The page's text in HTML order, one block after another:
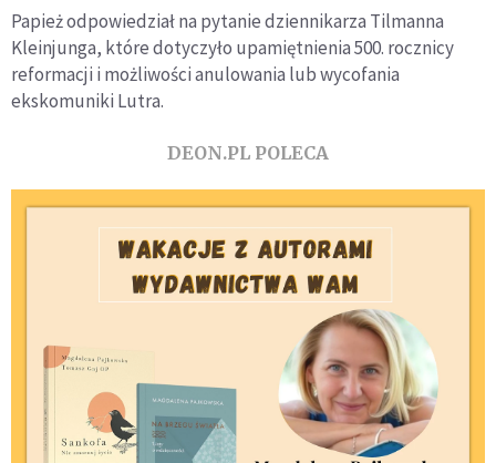
Papież odpowiedział na pytanie dziennikarza Tilmanna
Kleinjunga, które dotyczyło upamiętnienia 500. rocznicy
reformacji i możliwości anulowania lub wycofania
ekskomuniki Lutra.
DEON.PL POLECA